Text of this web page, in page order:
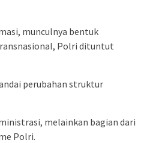
munculnya bentuk
Polri dituntut
perubahan struktur
melainkan bagian dari
Polri.